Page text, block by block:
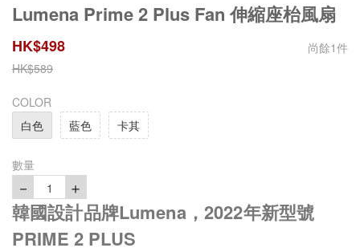
Lumena Prime 2 Plus Fan 伸縮座枱風扇
HK$498 尚餘1件
HK$589
COLOR
白色
藍色 卡其
數量
－ 1 ＋
韓國設計品牌Lumena，2022年新型號
PRIME 2 PLUS